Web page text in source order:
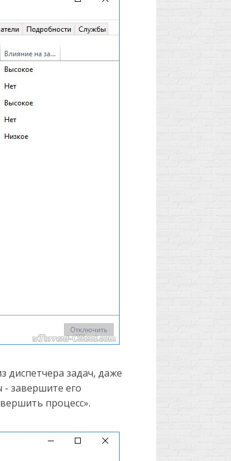
диспетчера задач, даже
- завершите его
процесс».